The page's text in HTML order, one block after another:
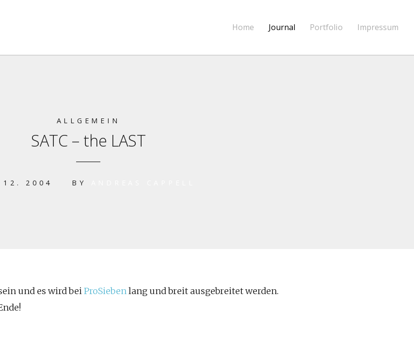
Home Journal Portfolio Impressum
ALLGEMEIN
SATC – the LAST
12. 2004 BY
und es wird beiProSiebenlang und breit ausgebreitet werden.